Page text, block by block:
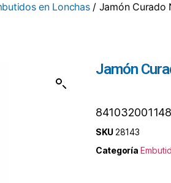
en Lonchas/ Jamón Curado
Jamón
SKU 28143
Categoría